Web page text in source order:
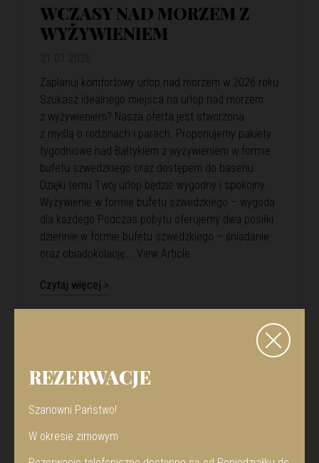
WCZASY NAD MORZEM Z
WYŻYWIENIEM
Zaplanuj komfortowy urlop nad morzem w 2026 roku
Szukasz idealnego miejsca na urlop nad morzem
z wyżywieniem? Nasza oferta jest stworzona
z myślą o rodzinach i parach. Proponujemy pakiety
tygodniowe nad Bałtykiem z wyżywieniem w formie
bufetu szwedzkiego oraz dostępem do basenu.
Dzięki temu Twój urlop będzie wygodny i spokojny.
Wyżywienie w formie bufetu szwedzkiego – wygoda
dla każdego Podczas pobytu oferujemy dwa posiłki
dziennie w formie bufetu szwedzkiego – śniadanie
oraz obiadokolację…. View Article
Czytaj więcej >
REZERWACJE
Szanowni Państwo!
W okresie zimowym